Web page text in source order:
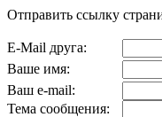
Отправить ссылку
E-Mail друга:
Ваше имя:
Ваш e-mail:
Тема сообщения: